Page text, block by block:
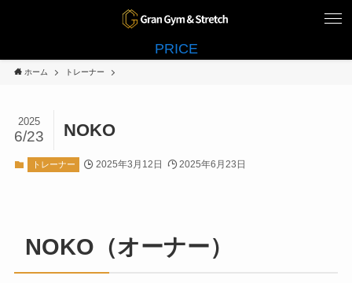
PRICE
ホーム トレーナー
NOKO
2025
6/23
トレーナー 2025年3月12日 2025年6月23日
NOKO（オーナー）